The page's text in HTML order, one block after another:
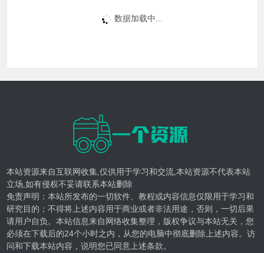
数据加载中...
本站资源来自互联网收集,仅供用于学习和交流,本站资源不代表本站
立场,如有侵权不妥请联系本站删除
免责声明：本站所发布的一切软件、教程或内容信息仅限用于学习和
研究目的；不得将上述内容用于商业或者非法用途，否则，一切后果
请用户自负。本站信息来自网络收集整理，版权争议与本站无关，您
必须在下载后的24个小时之内，从您的电脑中彻底删除上述内容。访
问和下载本站内容，说明您已同意上述条款。